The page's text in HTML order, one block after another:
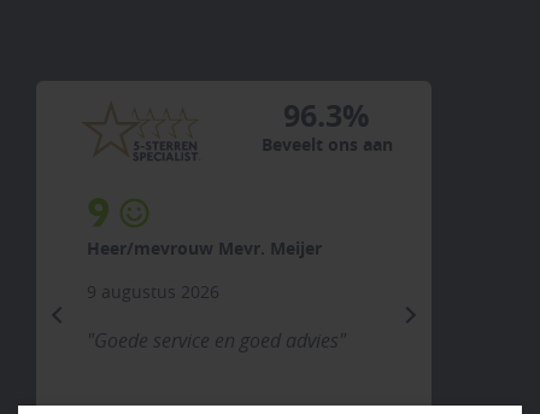
96.3%
Beveelt ons aan
9
Heer/mevrouw Mevr. Meijer
9 augustus 2026
"Goede service en goed advies"
previous next